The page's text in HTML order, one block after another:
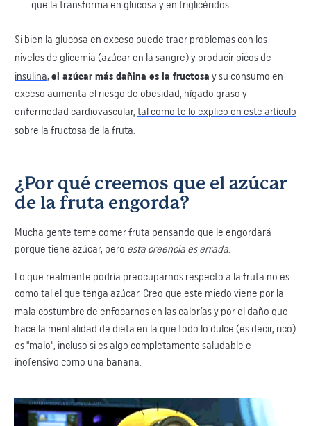
que la transforma en glucosa y en triglicéridos.
​Si bien la glucosa en exceso puede traer problemas con los
niveles de glicemia (azúcar en la sangre) y producir picos de
insulina, el azúcar más dañina es la fructosa y su consumo en
exceso aumenta el riesgo de obesidad, hígado graso y
enfermedad cardiovascular, tal como te lo explico en este artículo
sobre la fructosa de la fruta.
​​¿Por qué creemos que el azúcar
de la fruta engorda?
​Mucha gente teme comer fruta pensando que le engordará
porque tiene azúcar, pero ​ esta creencia ​es errada​.
Lo que realmente podría preocuparnos respecto a la fruta no es
como tal el que tenga ​azúcar. Creo que este miedo viene por la
mala costumbre de enfocarnos en las calorías y por el daño que
hace la mentalidad de dieta en la que todo lo dulce (es decir, rico)
es "malo", incluso si es algo completamente saludable e
inofensivo como ​una banana.